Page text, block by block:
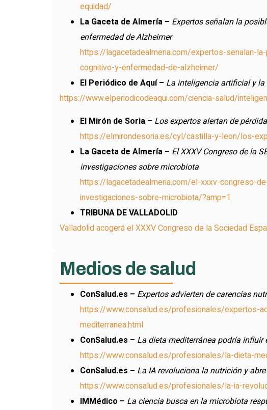
equidad/
La Gaceta de Almería – Expertos señalan la
enfermedad de Alzheimer
https://lagacetadealmeria.com/expertos-senalan-
cognitivo-y-enfermedad-de-alzheimer/
El Periódico de Aquí – La inteligencia artificial y
https://www.elperiodicodeaqui.com/ciencia-salud/
El Mirón de Soria – Los expertos alertan de
https://elmirondesoria.es/cyl/castilla-y-leon/los-
La Gaceta de Almería – El XXXV Congreso de la
investigaciones sobre microbiota
https://lagacetadealmeria.com/el-xxxv-congreso-
investigaciones-sobre-microbiota/?amp=1
TRIBUNA DE VALLADOLID
Valladolid acogerá el XXXV Congreso de la Sociedad
Medios de salud
ConSalud.es – Expertos advierten de carencias
https://www.consalud.es/profesionales/expertos-
mediterranea.html
ConSalud.es – La dieta mediterránea podría
https://www.consalud.es/profesionales/la-dieta-
ConSalud.es – La IA revoluciona la nutrición y
https://www.consalud.es/profesionales/la-ia-
IMMédico – La ciencia busca en la microbiota